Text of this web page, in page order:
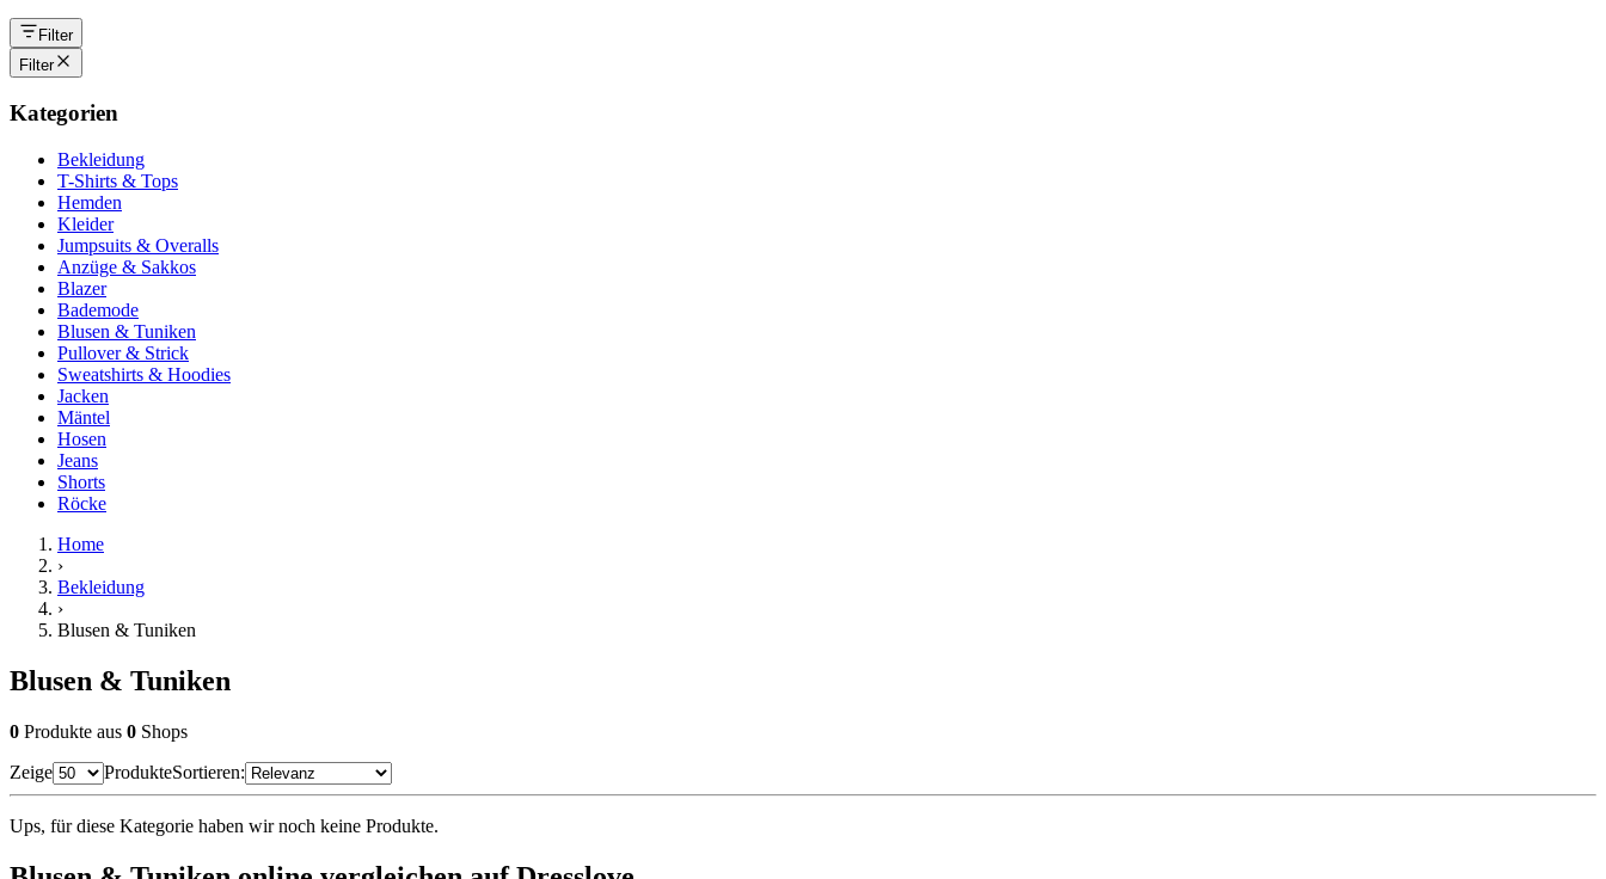
Filter
Filter
Kategorien
Bekleidung
T-Shirts & Tops
Hemden
Kleider
Jumpsuits & Overalls
Anzüge & Sakkos
Blazer
Bademode
Blusen & Tuniken
Pullover & Strick
Sweatshirts & Hoodies
Jacken
Mäntel
Hosen
Jeans
Shorts
Röcke
Home
›
Bekleidung
›
Blusen & Tuniken
Blusen & Tuniken
0 Produkte aus 0 Shops
Zeige
ProdukteSortieren:
Ups, für diese Kategorie haben wir noch keine Produkte.